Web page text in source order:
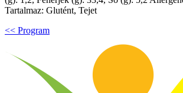
Tartalmaz: Glutént, Tejet
<< Program